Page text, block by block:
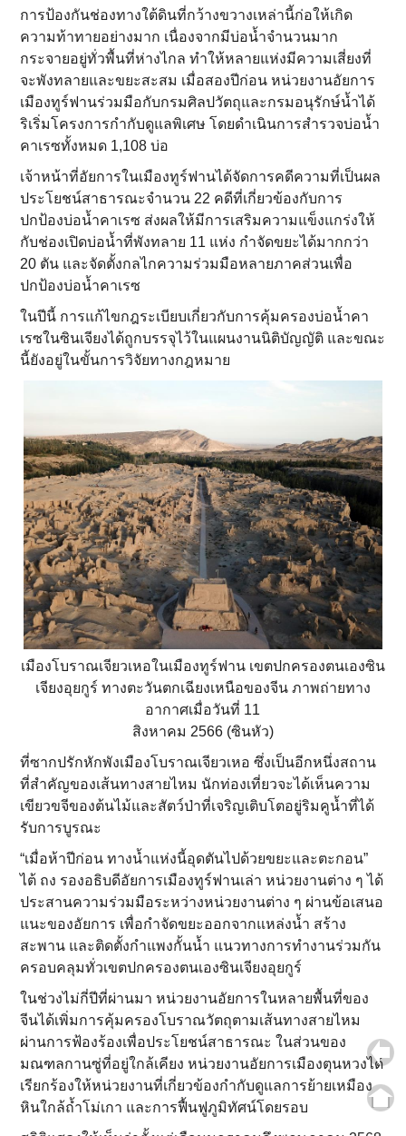
การป้องกันช่องทางใต้ดินที่กว้างขวางเหล่านี้ก่อให้เกิด
ความท้าทายอย่างมาก เนื่องจากมีบ่อน้ำจำนวนมาก
กระจายอยู่ทั่วพื้นที่ห่างไกล ทำให้หลายแห่งมีความเสี่ยงที่
จะพังทลายและขยะสะสม เมื่อสองปีก่อน หน่วยงานอัยการ
เมืองทูร์ฟานร่วมมือกับกรมศิลปวัตถุและกรมอนุรักษ์น้ำได้
ริเริ่มโครงการกำกับดูแลพิเศษ โดยดำเนินการสำรวจบ่อน้ำ
คาเรซทั้งหมด 1,108 บ่อ
เจ้าหน้าที่อัยการในเมืองทูร์ฟานได้จัดการคดีความที่เป็นผล
ประโยชน์สาธารณะจำนวน 22 คดีที่เกี่ยวข้องกับการ
ปกป้องบ่อน้ำคาเรซ ส่งผลให้มีการเสริมความแข็งแกร่งให้
กับช่องเปิดบ่อน้ำที่พังทลาย 11 แห่ง กำจัดขยะได้มากกว่า
20 ตัน และจัดตั้งกลไกความร่วมมือหลายภาคส่วนเพื่อ
ปกป้องบ่อน้ำคาเรซ
ในปีนี้ การแก้ไขกฎระเบียบเกี่ยวกับการคุ้มครองบ่อน้ำคา
เรซในซินเจียงได้ถูกบรรจุไว้ในแผนงานนิติบัญญัติ และขณะ
นี้ยังอยู่ในขั้นการวิจัยทางกฎหมาย
เมืองโบราณเจียวเหอในเมืองทูร์ฟาน เขตปกครองตนเองซิน
เจียงอุยกูร์ ทางตะวันตกเฉียงเหนือของจีน ภาพถ่ายทาง
อากาศเมื่อวันที่ 11
สิงหาคม 2566 (ซินหัว)
ที่ซากปรักหักพังเมืองโบราณเจียวเหอ ซึ่งเป็นอีกหนึ่งสถาน
ที่สำคัญของเส้นทางสายไหม นักท่องเที่ยวจะได้เห็นความ
เขียวขจีของต้นไม้และสัตว์ป่าที่เจริญเติบโตอยู่ริมคูน้ำที่ได้
รับการบูรณะ
“เมื่อห้าปีก่อน ทางน้ำแห่งนี้อุดตันไปด้วยขยะและตะกอน”
ไต้ ถง รองอธิบดีอัยการเมืองทูร์ฟานเล่า หน่วยงานต่าง ๆ ได้
ประสานความร่วมมือระหว่างหน่วยงานต่าง ๆ ผ่านข้อเสนอ
แนะของอัยการ เพื่อกำจัดขยะออกจากแหล่งน้ำ สร้าง
สะพาน และติดตั้งกำแพงกั้นน้ำ แนวทางการทำงานร่วมกัน
ครอบคลุมทั่วเขตปกครองตนเองซินเจียงอุยกูร์
ในช่วงไม่กี่ปีที่ผ่านมา หน่วยงานอัยการในหลายพื้นที่ของ
จีนได้เพิ่มการคุ้มครองโบราณวัตถุตามเส้นทางสายไหม
ผ่านการฟ้องร้องเพื่อประโยชน์สาธารณะ ในส่วนของ
มณฑลกานซู่ที่อยู่ใกล้เคียง หน่วยงานอัยการเมืองตุนหวงได้
เรียกร้องให้หน่วยงานที่เกี่ยวข้องกำกับดูแลการย้ายเหมือง
หินใกล้ถ้ำโม่เกา และการฟื้นฟูภูมิทัศน์โดยรอบ